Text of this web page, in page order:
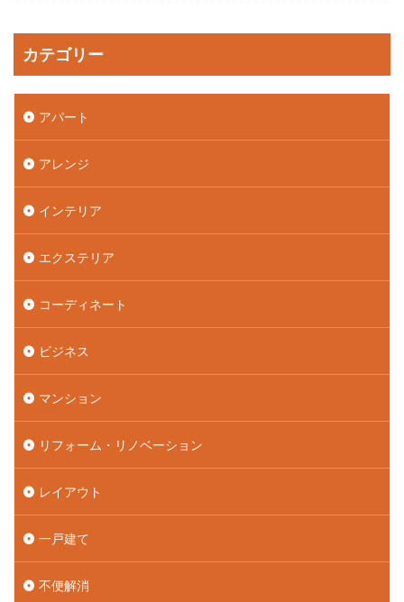
カテゴリー
アパート
アレンジ
インテリア
エクステリア
コーディネート
ビジネス
マンション
リフォーム・リノベーション
レイアウト
一戸建て
不便解消